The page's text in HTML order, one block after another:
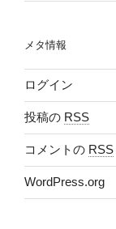
メタ情報
ログイン
投稿の RSS
コメントの RSS
WordPress.org